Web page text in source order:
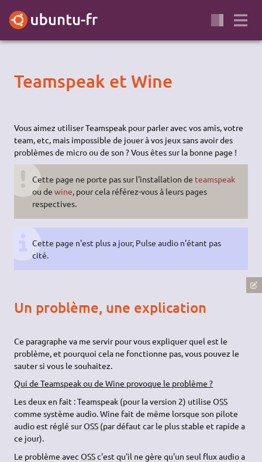
Teamspeak et Wine
Vous aimez utiliser Teamspeak pour parler avec vos amis, votre
team, etc, mais impossible de jouer à vos jeux sans avoir des
problèmes de micro ou de son ? Vous êtes sur la bonne page !
Cette page ne porte pas sur l'installation de teamspeak
ou de wine, pour cela référez-vous à leurs pages
respectives.
Cette page n'est plus a jour, Pulse audio n'étant pas
cité.
Un problème, une explication
Ce paragraphe va me servir pour vous expliquer quel est le
problème, et pourquoi cela ne fonctionne pas, vous pouvez le
sauter si vous le souhaitez.
Qui de Teamspeak ou de Wine provoque le problème ?
Les deux en fait : Teamspeak (pour la version 2) utiliseOSS
comme système audio. Wine fait de même lorsque son pilote
audio est réglé surOSS (par défaut car le plus stable et rapide a
ce jour).
Le problème avecOSSc'est qu'il ne gère qu'un seul flux audio a